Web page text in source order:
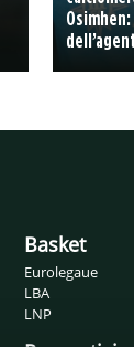
Basket
Eurolegaue
LBA
LNP